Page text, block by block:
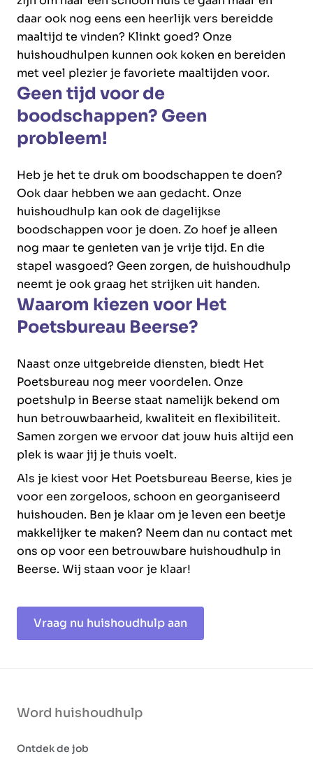
daar ook nog eens een heerlijk vers bereidde
maaltijd te vinden? Klinkt goed? Onze
huishoudhulpen kunnen ook koken en bereiden
met veel plezier je favoriete maaltijden voor.
Geen tijd voor de
boodschappen? Geen
probleem!
Heb je het te druk om boodschappen te doen?
Ook daar hebben we aan gedacht. Onze
huishoudhulp kan ook de dagelijkse
boodschappen voor je doen. Zo hoef je alleen
nog maar te genieten van je vrije tijd. En die
stapel wasgoed? Geen zorgen, de huishoudhulp
neemt je ook graag het strijken uit handen.
Waarom kiezen voor Het
Poetsbureau Beerse?
Naast onze uitgebreide diensten, biedt Het
Poetsbureau nog meer voordelen. Onze
poetshulp in Beerse staat namelijk bekend om
hun betrouwbaarheid, kwaliteit en flexibiliteit.
Samen zorgen we ervoor dat jouw huis altijd een
plek is waar jij je thuis voelt.
Als je kiest voor Het Poetsbureau Beerse, kies je
voor een zorgeloos, schoon en georganiseerd
huishouden. Ben je klaar om je leven een beetje
makkelijker te maken? Neem dan nu contact met
ons op voor een betrouwbare huishoudhulp in
Beerse. Wij staan voor je klaar!
Vraag nu huishoudhulp aan
Word huishoudhulp
Ontdek de job